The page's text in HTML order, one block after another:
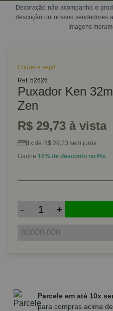
Decoração não acompanha o
descrição ou nossos vendedores
Imagens
Clique e veja!
Ref: 52626
Puxador Ken
Zen
R$ 29,73 à vista
1x de R$ 29,73 sem juros
Ganhe 10% de desconto no Pix
- +
Parcele em até 10x
para compras acima